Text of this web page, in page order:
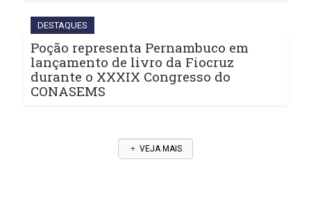
DESTAQUES
Poção representa Pernambuco em
lançamento de livro da Fiocruz
durante o XXXIX Congresso do
CONASEMS
VEJA MAIS